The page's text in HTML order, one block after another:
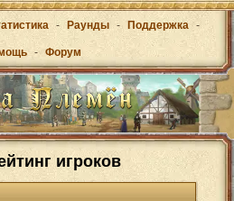
- Раунды - Поддержка -
- Форум
игроков